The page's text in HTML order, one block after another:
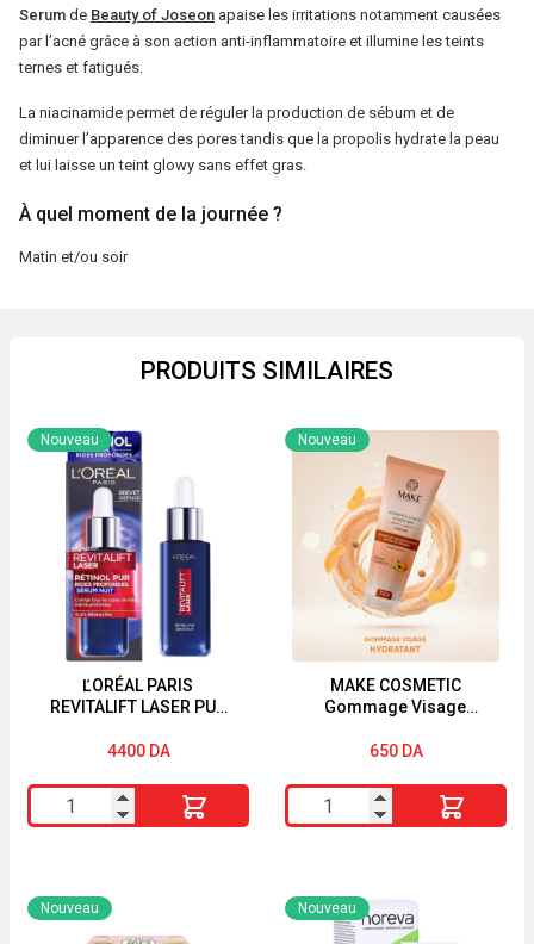
Niacinamide
30
(1
fl.oz.)
Of
Serum de Beauty of Joseon apaise les irritations notamment causées
par l’acné grâce à son action anti-inflammatoire et illumine les teints
ternes et fatigués.
La niacinamide permet de réguler la production de sébum et de
diminuer l’apparence des pores tandis que la propolis hydrate la peau
et lui laisse un teint glowy sans effet gras.
À quel moment de la journée ?
Matin et/ou soir
PRODUITS SIMILAIRES
ĽORÉAL PARIS
REVITALIFT LASER PUR
30ML
Nouveau
4400 DA
quantité
de
PARIS
REVITALIFT
MAKE COSMETIC
Gommage Visage
Sèches
Nouveau
650 DA
quantité
de
COSMETIC
Gommage
Nouveau Nouveau